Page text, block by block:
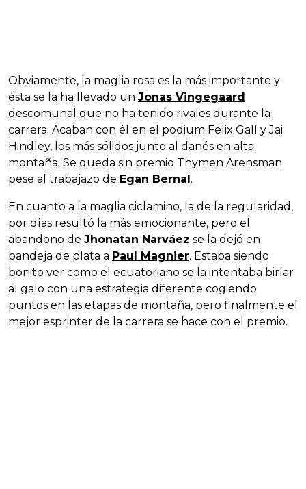
Obviamente, la maglia rosa es la más importante y
ésta se la ha llevado un Jonas Vingegaard
descomunal que no ha tenido rivales durante la
carrera. Acaban con él en el podium Felix Gall y Jai
Hindley, los más sólidos junto al danés en alta
montaña. Se queda sin premio Thymen Arensman
pese al trabajazo de Egan Bernal.
En cuanto a la maglia ciclamino, la de la regularidad,
por días resultó la más emocionante, pero el
abandono de Jhonatan Narváez se la dejó en
bandeja de plata a Paul Magnier. Estaba siendo
bonito ver como el ecuatoriano se la intentaba birlar
al galo con una estrategia diferente cogiendo
puntos en las etapas de montaña, pero finalmente el
mejor esprinter de la carrera se hace con el premio.